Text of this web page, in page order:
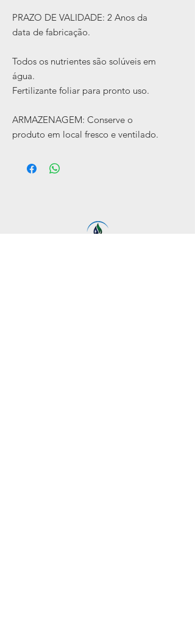
PRAZO DE VALIDADE: 2 Anos da
data de fabricação.
Todos os nutrientes são solúveis em
água.
Fertilizante foliar para pronto uso.
ARMAZENAGEM: Conserve o
produto em local fresco e ventilado.